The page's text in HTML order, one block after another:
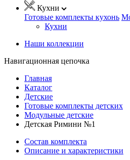
Кухни
Готовые комплекты кухонь
Кухни
Наши коллекции
Навигационная цепочка
Главная
Каталог
Детские
Готовые комплекты детских
Модульные детские
Детская Римини №1
Состав комплекта
Описание и характеристики